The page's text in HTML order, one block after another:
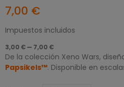
7,00 €
Impuestos incluidos
3,00 € — 7,00 €
De la colección Xeno Wars,
Papsikels™. Disponible en